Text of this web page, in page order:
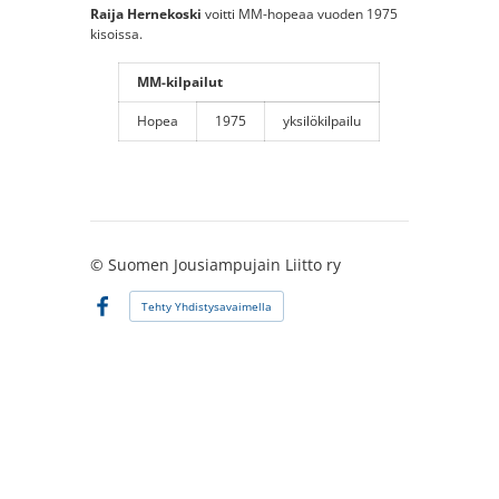
Raija Hernekoski voitti MM-hopeaa vuoden 1975
kisoissa.
MM-kilpailut
Hopea 1975 yksilökilpailu
© Suomen Jousiampujain Liitto ry
Facebook
Tehty Yhdistysavaimella